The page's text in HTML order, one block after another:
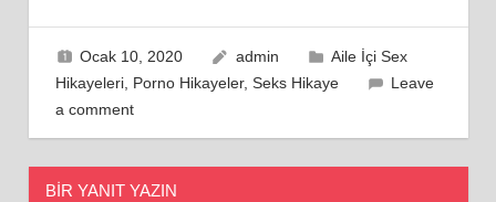
Ocak 10, 2020 admin
Aile İçi Sex
Hikayeleri, Porno Hikayeler, Seks Hikaye
Leave
a comment
BIR YANIT YAZIN